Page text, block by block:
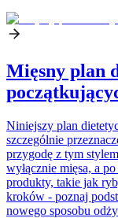
Mięsny plan
Niniejszy plan
szczególnie
przygodę z tym
wyłącznie mięsa, a
produkty, takie jak
kroków - poznaj
nowego sposobu